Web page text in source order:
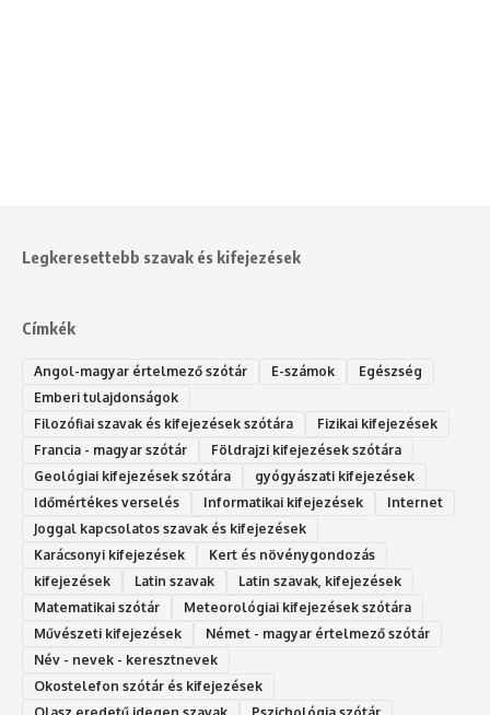
Legkeresettebb szavak és kifejezések
Címkék
Angol-magyar értelmező szótár E-számok
Egészség
Emberi tulajdonságok
Filozófiai szavak és kifejezések szótára
Fizikai kifejezések
Francia - magyar szótár
Földrajzi kifejezések szótára
Geológiai kifejezések szótára
gyógyászati kifejezések
Időmértékes verselés
Informatikai kifejezések
Internet
Joggal kapcsolatos szavak és kifejezések
Karácsonyi kifejezések
Kert és növénygondozás
kifejezések
Latin szavak
Latin szavak, kifejezések
Matematikai szótár
Meteorológiai kifejezések szótára
Művészeti kifejezések
Német - magyar értelmező szótár
Név - nevek - keresztnevek
Okostelefon szótár és kifejezések